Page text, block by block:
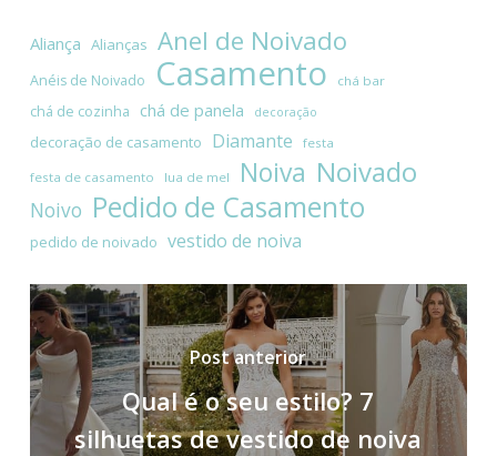
Aliança Alianças Anel de Noivado
Anéis de Noivado Casamento chá bar
chá de cozinha chá de panela decoração
decoração de casamento Diamante festa
festa de casamento lua de mel Noiva Noivado
Noivo Pedido de Casamento
pedido de noivado vestido de noiva
Post anterior
Qual é o seu estilo? 7
silhuetas de vestido de noiva